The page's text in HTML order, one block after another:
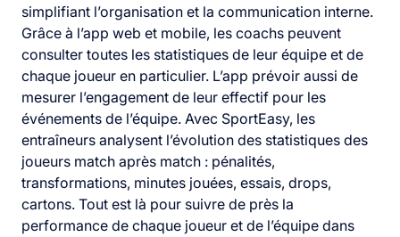
simplifiant l’organisation et la communication interne.
Grâce à l’app web et mobile, les coachs peuvent
consulter toutes les statistiques de leur équipe et de
chaque joueur en particulier. L’app prévoir aussi de
mesurer l’engagement de leur effectif pour les
événements de l’équipe. Avec SportEasy, les
entraîneurs analysent l’évolution des statistiques des
joueurs match après match : pénalités,
transformations, minutes jouées, essais, drops,
cartons. Tout est là pour suivre de près la
performance de chaque joueur et de l’équipe dans